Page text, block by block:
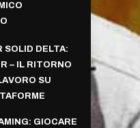
SOLID DELTA:
– IL RITORNO
SU
GIOCARE